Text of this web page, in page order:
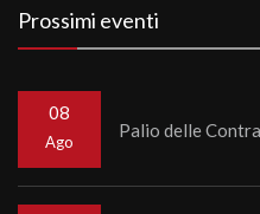
Prossimi eventi
08
Ago
Palio delle